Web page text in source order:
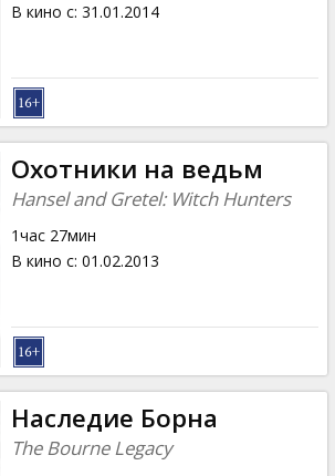
В кино с: 31.01.2014
Охотники на ведьм
Hansel and Gretel: Witch Hunters
1час 27мин
В кино с: 01.02.2013
Наследие Борна
The Bourne Legacy